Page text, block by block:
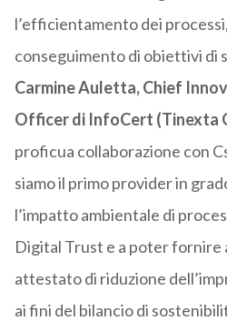
l’efficientamento dei
conseguimento di obiettivi di
Carmine Auletta, Chief
Officer di InfoCert (Tinexta
proficua collaborazione con
siamo il primo provider in
l’impatto ambientale di
Digital Trust e a poter fornire
attestato di riduzione
ai fini del bilancio di